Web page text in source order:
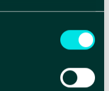
aiheuttamat